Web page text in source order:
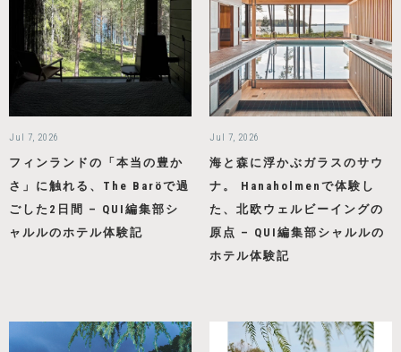
Jul 7, 2026
フィンランドの「本当の豊か
さ」に触れる、The Baröで過
ごした2日間 – QUI編集部シ
ャルルのホテル体験記
Jul 7, 2026
海と森に浮かぶガラスのサウ
ナ。 Hanaholmenで体験し
た、北欧ウェルビーイングの
原点 – QUI編集部シャルルの
ホテル体験記